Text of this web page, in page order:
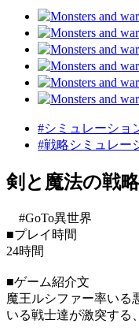
#シミュレーショ
#戦略シミュレー
剣と魔法の戦
#GoTo異世界
■プレイ時間
24時間
■ゲーム紹介文
魔王ルシファー率いる
いる戦士達が激突する